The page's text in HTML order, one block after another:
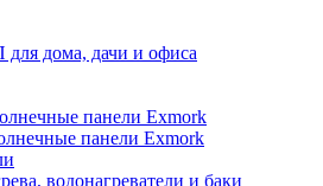
дома, дачи и офиса
панели Exmork
панели Exmork
водонагреватели и баки